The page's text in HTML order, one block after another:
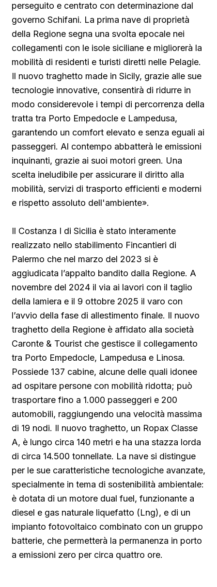
perseguito e centrato con determinazione dal
governo Schifani. La prima nave di proprietà
della Regione segna una svolta epocale nei
collegamenti con le isole siciliane e migliorerà la
mobilità di residenti e turisti diretti nelle Pelagie.
Il nuovo traghetto made in Sicily, grazie alle sue
tecnologie innovative, consentirà di ridurre in
modo considerevole i tempi di percorrenza della
tratta tra Porto Empedocle e Lampedusa,
garantendo un comfort elevato e senza eguali ai
passeggeri. Al contempo abbatterà le emissioni
inquinanti, grazie ai suoi motori green. Una
scelta ineludibile per assicurare il diritto alla
mobilità, servizi di trasporto efficienti e moderni
e rispetto assoluto dell'ambiente».
Il Costanza I di Sicilia è stato interamente
realizzato nello stabilimento Fincantieri di
Palermo che nel marzo del 2023 si è
aggiudicata l’appalto bandito dalla Regione. A
novembre del 2024 il via ai lavori con il taglio
della lamiera e il 9 ottobre 2025 il varo con
l’avvio della fase di allestimento finale. Il nuovo
traghetto della Regione è affidato alla società
Caronte & Tourist che gestisce il collegamento
tra Porto Empedocle, Lampedusa e Linosa.
Possiede 137 cabine, alcune delle quali idonee
ad ospitare persone con mobilità ridotta; può
trasportare fino a 1.000 passeggeri e 200
automobili, raggiungendo una velocità massima
di 19 nodi. Il nuovo traghetto, un Ropax Classe
A, è lungo circa 140 metri e ha una stazza lorda
di circa 14.500 tonnellate. La nave si distingue
per le sue caratteristiche tecnologiche avanzate,
specialmente in tema di sostenibilità ambientale:
è dotata di un motore dual fuel, funzionante a
diesel e gas naturale liquefatto (Lng), e di un
impianto fotovoltaico combinato con un gruppo
batterie, che permetterà la permanenza in porto
a emissioni zero per circa quattro ore.